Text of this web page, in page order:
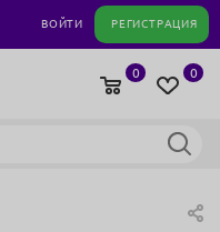
ВОЙТИ РЕГИСТРАЦИЯ
0
0